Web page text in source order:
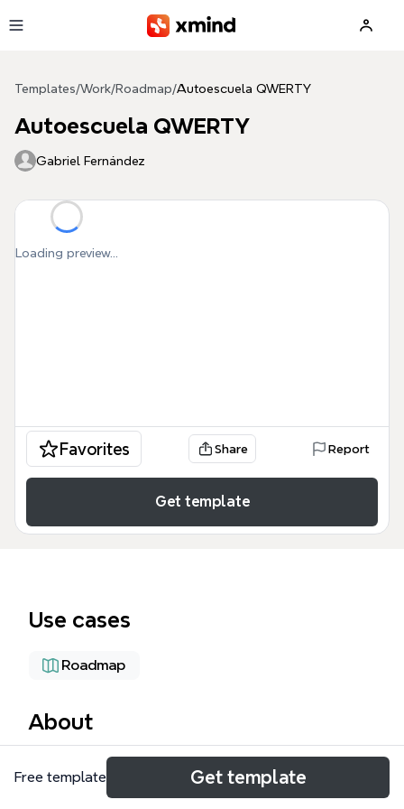
Templates/Work/Roadmap/Autoescuela QWERTY
Autoescuela QWERTY
Gabriel Fernández
Loading preview...
Favorites Share Report
Get template
Use cases
Roadmap
About
El mapa mental de Autoescuela QWERTY, creado
por Ignacio Gómez Espínola para la asignatura de
Free template Get template